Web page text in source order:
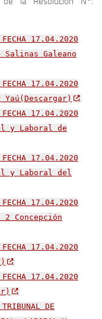
FECHA 17.04.2020
Galeano
FECHA 17.04.2020
FECHA 17.04.2020
y Laboral de
FECHA 17.04.2020
y Laboral del
FECHA 17.04.2020
Concepción
FECHA 17.04.2020
FECHA 17.04.2020
DE